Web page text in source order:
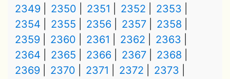
2349
2350 2351 2352
2353
2354
2355 2356 2357
2358
2359
2360 2361 2362
2363
2364
2365 2366 2367
2368
2369
2370 2371 2372
2373